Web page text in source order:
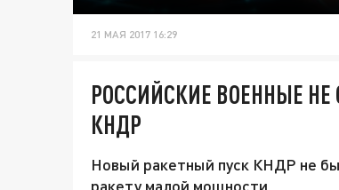
21 МАЯ 2017 16:29
РОССИЙСКИЕ ВОЕННЫЕ
КНДР
Новый ракетный пуск КНДР не
ракету малой мощности